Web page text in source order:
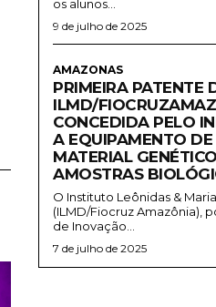
os alunos...
9 de julho de 2025
AMAZONAS
PRIMEIRA PATENTE
ILMD/
CONCEDIDA PELO
A EQUIPAMENTO DE
MATERIAL
AMOSTRAS
O Instituto Leônidas &
(ILMD/Fiocruz Amazônia),
de Inovação...
7 de julho de 2025